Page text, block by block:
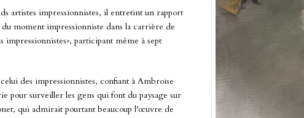
artistes impressionnistes, il entretint un rapport
moment impressionniste dans la carrière de
impressionnistes», participant même à sept
des impressionnistes, confiant à Ambroise
pour surveiller les gens qui font du paysage sur
qui admirait pourtant beaucoup l’œuvre de